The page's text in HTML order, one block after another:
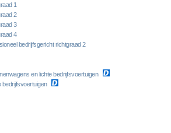
1
2
3
4
bedrijfsgericht richtgraad 2
en lichte bedrijfsvoertuigen